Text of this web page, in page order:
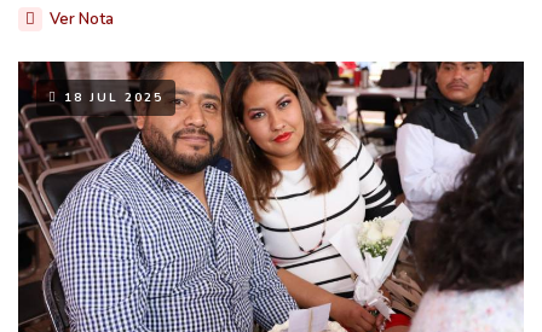
Ver Nota
18 JUL 2025